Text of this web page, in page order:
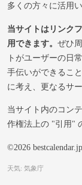
多くの方々に活用
当サイトはリンク
用できます。 ぜひ
トがユーザーの日
手伝いができるこ
に考え、更なるサ
当サイト内のコン
作権法上の "引用"
©2026
天気: 気象庁